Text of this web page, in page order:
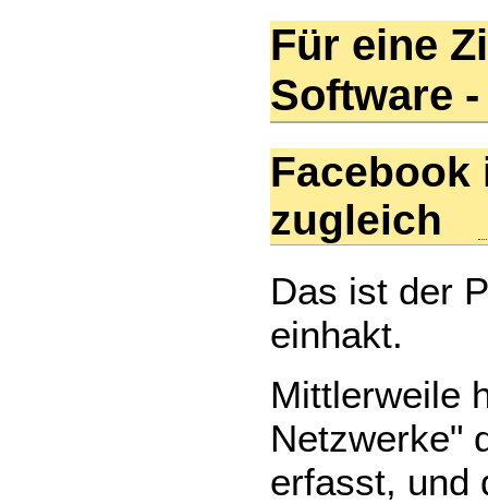
Für eine
Software
zugleich
Das ist der
einhakt.
Mittlerweile
Netzwerke"
erfasst, und